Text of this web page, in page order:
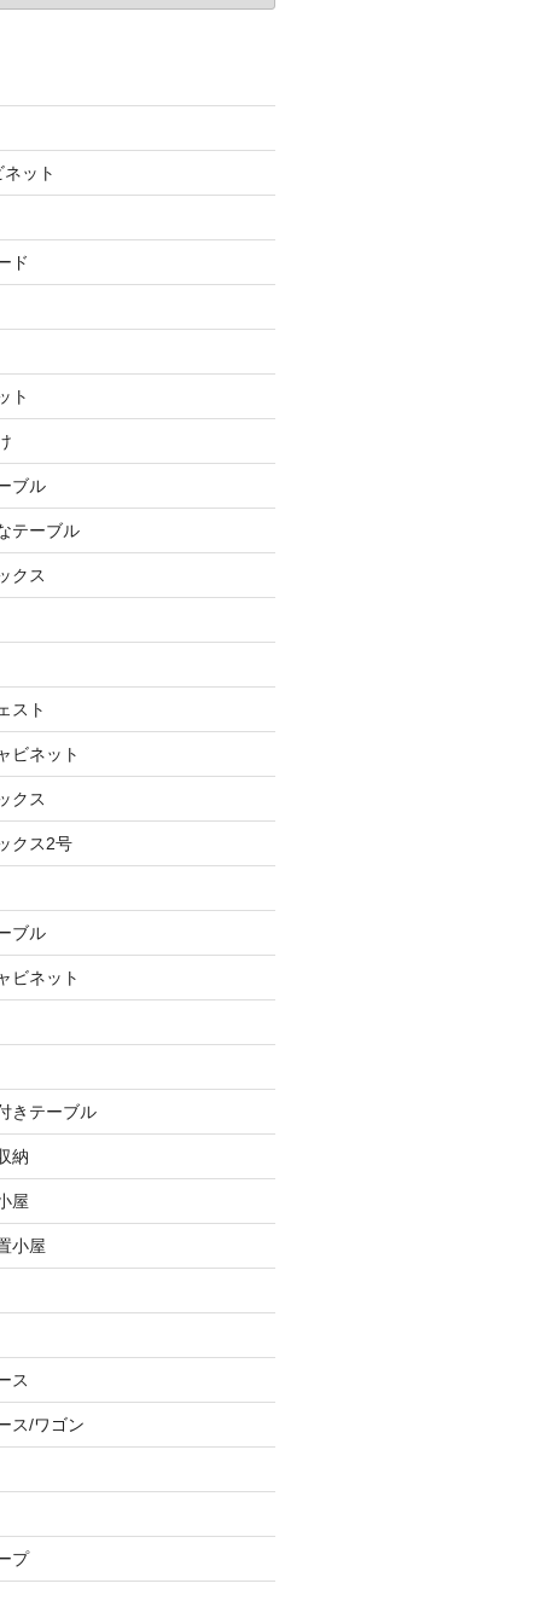
ット
ド
ト
ブル
テーブル
クス
スト
ビネット
クス
クス2号
ブル
ビネット
きテーブル
納
屋
小屋
ス
ス/ワゴン
プ